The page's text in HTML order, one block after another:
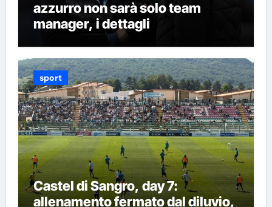
azzurro non sarà solo team
manager, i dettagli
sport
Castel di Sangro, day 7:
allenamento fermato dal diluvio,